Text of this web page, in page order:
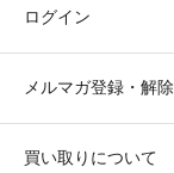
ログイン
メルマガ登録・解除
買い取りについて